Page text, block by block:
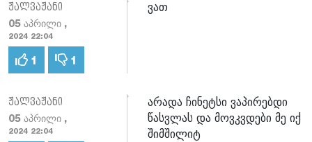
ჟალვაჟანი
05 აპრილი ,
2024 22:04
1 1
ვათ
ჟალვაჟანი
05 აპრილი ,
2024 22:04
არადა ჩინეტსი ვაპირებდი
წასვლას და მოვკვდები მე იქ
შიმშილიტ